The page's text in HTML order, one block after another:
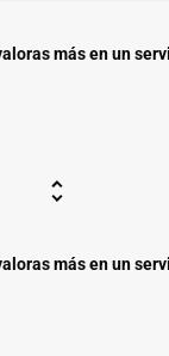
más en un
más en un